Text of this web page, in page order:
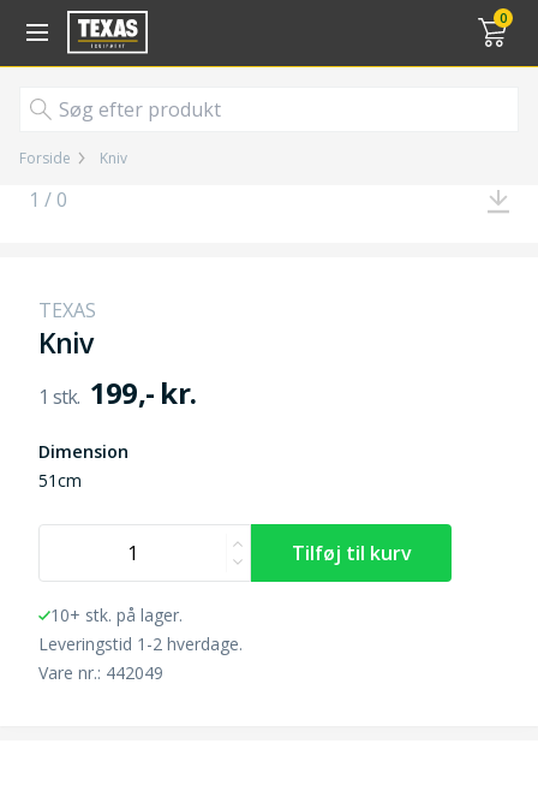
0
Gå til kurv (
Forside Kniv
1 / 0
TEXAS
Kniv
199,- kr.
Dimension
51cm
10+ stk. på lager.
Leveringstid 1-2 hverdage.
Vare nr.: 442049